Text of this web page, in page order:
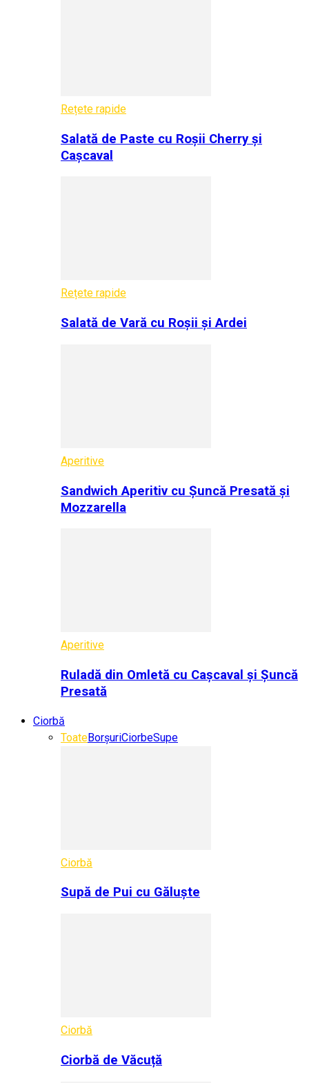
Rețete rapide
Salată de Paste cu Roșii Cherry și
Cașcaval
Rețete rapide
Salată de Vară cu Roșii și Ardei
Aperitive
Sandwich Aperitiv cu Șuncă Presată și
Mozzarella
Aperitive
Ruladă din Omletă cu Cașcaval și Șuncă
Presată
Ciorbă
ToateBorșuriCiorbeSupe
Ciorbă
Supă de Pui cu Găluște
Ciorbă
Ciorbă de Văcuță